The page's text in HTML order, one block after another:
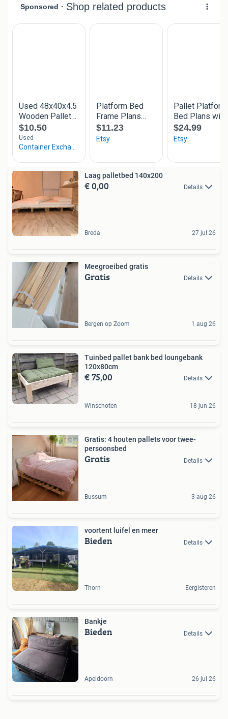
Laag palletbed 140x200
€ 0,00 Details
Breda 27 jul 26
Meegroeibed gratis
Gratis Details
Bergen op Zoom 1 aug 26
Tuinbed pallet bank bed loungebank
120x80cm
€ 75,00 Details
Winschoten 18 jun 26
Gratis: 4 houten pallets voor twee-
persoonsbed
Gratis Details
Bussum 3 aug 26
voortent luifel en meer
Bieden Details
Thorn Eergisteren
Bankje
Bieden Details
Apeldoorn 26 jul 26